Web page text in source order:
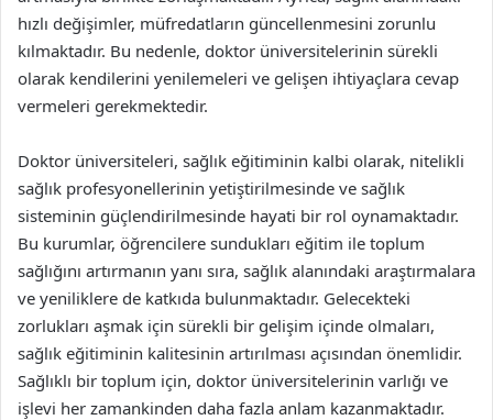
hızlı değişimler, müfredatların güncellenmesini zorunlu
kılmaktadır. Bu nedenle, doktor üniversitelerinin sürekli
olarak kendilerini yenilemeleri ve gelişen ihtiyaçlara cevap
vermeleri gerekmektedir.
Doktor üniversiteleri, sağlık eğitiminin kalbi olarak, nitelikli
sağlık profesyonellerinin yetiştirilmesinde ve sağlık
sisteminin güçlendirilmesinde hayati bir rol oynamaktadır.
Bu kurumlar, öğrencilere sundukları eğitim ile toplum
sağlığını artırmanın yanı sıra, sağlık alanındaki araştırmalara
ve yeniliklere de katkıda bulunmaktadır. Gelecekteki
zorlukları aşmak için sürekli bir gelişim içinde olmaları,
sağlık eğitiminin kalitesinin artırılması açısından önemlidir.
Sağlıklı bir toplum için, doktor üniversitelerinin varlığı ve
işlevi her zamankinden daha fazla anlam kazanmaktadır.